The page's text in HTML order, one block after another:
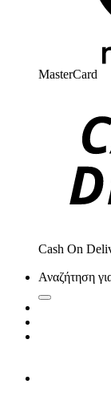
MasterCard
Cash On
Αναζήτηση